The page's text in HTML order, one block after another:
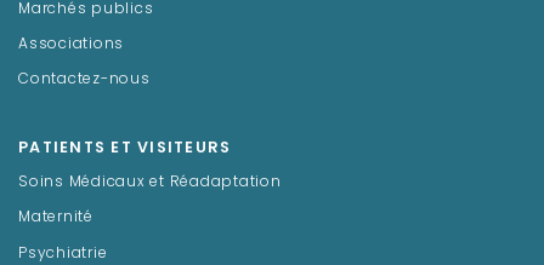
Marchés publics
Associations
Contactez-nous
PATIENTS ET VISITEURS
Soins Médicaux et Réadaptation
Maternité
Psychiatrie